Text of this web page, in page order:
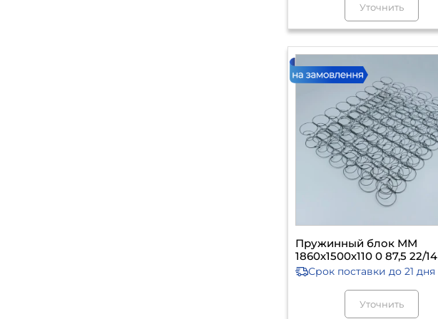
Уточнить
Пружинный блок ММ
1860х1500х110 0 87,5 22/14
Срок поставки до 21 дня
Уточнить